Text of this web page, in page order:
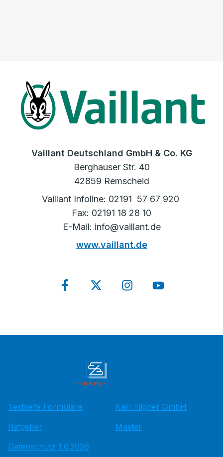
Vaillant Deutschland GmbH & Co. KG
Berghauser Str. 40
42859 Remscheid
Vaillant Infoline: 02191 57 67 920
Fax: 02191 18 28 10
E-Mail: info@vaillant.de
www.vaillant.de
Testseite Formulare
Ratgeber
Datenschutz 1.6.2026
Karl Tilgner GmbH
Master